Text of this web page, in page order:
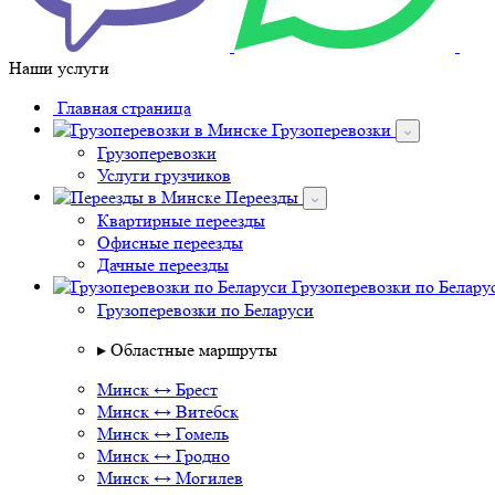
Наши услуги
Главная страница
Грузоперевозки
Грузоперевозки
Услуги грузчиков
Переезды
Квартирные переезды
Офисные переезды
Дачные переезды
Грузоперевозки по
Грузоперевозки по Беларуси
▸ Областные маршруты
Минск ↔ Брест
Минск ↔ Витебск
Минск ↔ Гомель
Минск ↔ Гродно
Минск ↔ Могилев